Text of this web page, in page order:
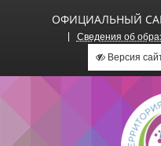
ОФИЦИАЛЬНЫЙ
Сведения об
Версия